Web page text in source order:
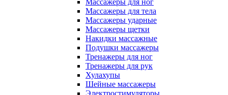
Массажеры для ног
Массажеры для тела
Массажеры ударные
Массажеры щетки
Накидки массажные
Подушки массажеры
Тренажеры для ног
Тренажеры для рук
Хулахупы
Шейные массажеры
Электростимуляторы